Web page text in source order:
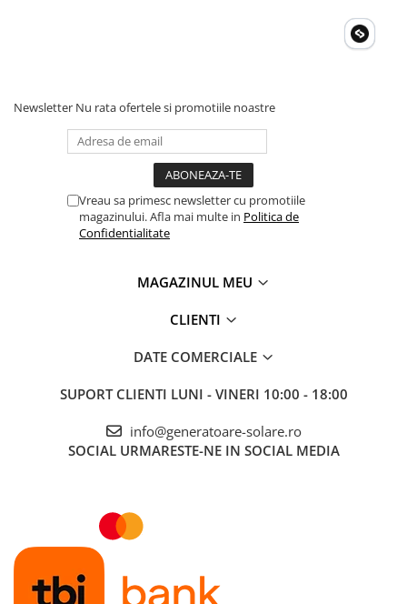
Tahometre
Termometre
Multimetre de Banc
Accesorii instrumente de masura
Camere Termice
Newsletter Nu rata ofertele si promotiile noastre
Vreau sa primesc newsletter cu promotiile
magazinului. Afla mai multe in Politica de
Confidentialitate
MAGAZINUL MEU
CLIENTI
DATE COMERCIALE
SUPORT CLIENTI LUNI - VINERI 10:00 - 18:00
info@generatoare-solare.ro
SOCIAL URMARESTE-NE IN SOCIAL MEDIA